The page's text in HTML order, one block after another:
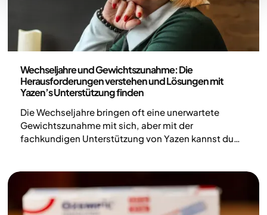
Wechseljahre und Gewichtszunahme: Die
Herausforderungen verstehen und Lösungen mit
Yazen’s Unterstützung finden
Die Wechseljahre bringen oft eine unerwartete
Gewichtszunahme mit sich, aber mit der
fachkundigen Unterstützung von Yazen kannst du